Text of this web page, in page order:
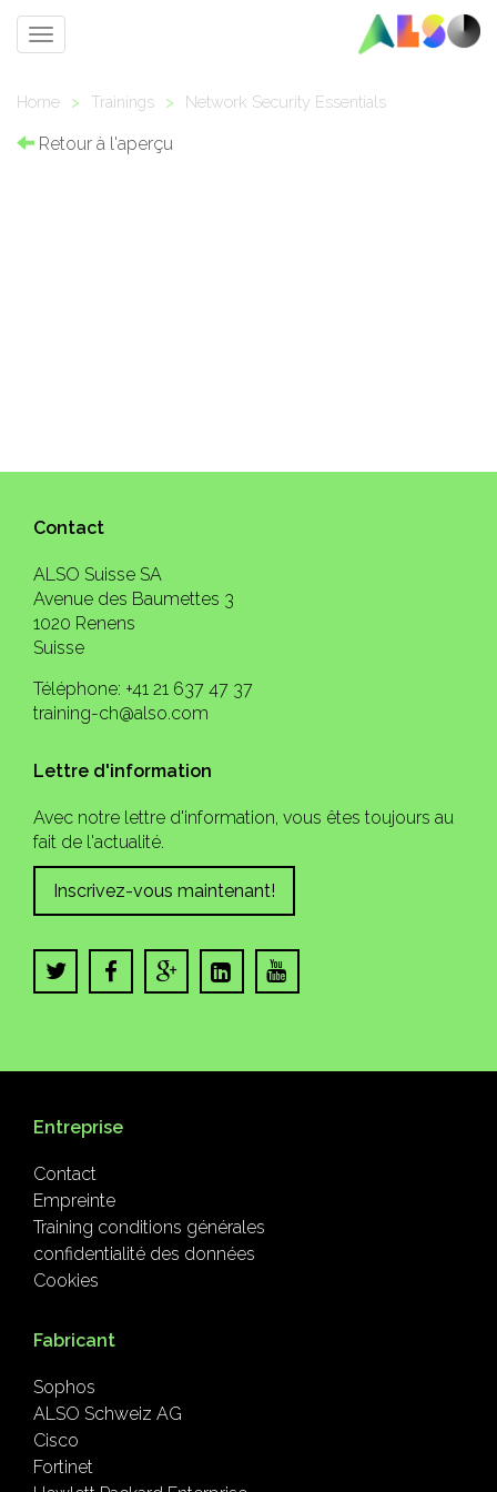
Toggle
Home > Trainings > Network Security Essentials
Retour à l'aperçu
Contact
ALSO Suisse SA
Avenue des Baumettes 3
1020 Renens
Suisse
Téléphone: +41 21 637 47 37
training-ch@also.com
Lettre d'information
Avec notre lettre d'information, vous êtes toujours au
fait de l'actualité.
Inscrivez-vous maintenant!
Entreprise
Contact
Empreinte
Training conditions générales
confidentialité des données
Cookies
Fabricant
Sophos
ALSO Schweiz AG
Cisco
Fortinet